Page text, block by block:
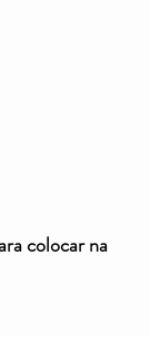
colocar na